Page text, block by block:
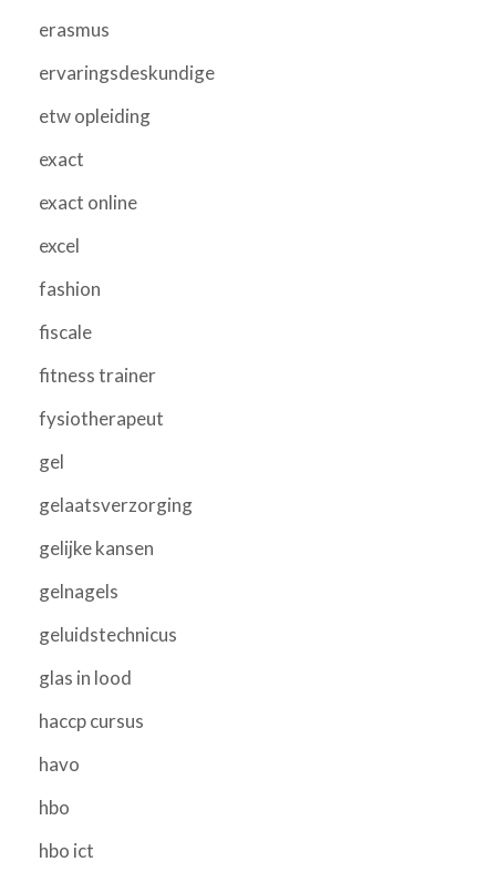
erasmus
ervaringsdeskundige
etw opleiding
exact
exact online
excel
fashion
fiscale
fitness trainer
fysiotherapeut
gel
gelaatsverzorging
gelijke kansen
gelnagels
geluidstechnicus
glas in lood
haccp cursus
havo
hbo
hbo ict